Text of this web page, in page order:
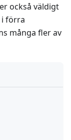
också väldigt
i förra
många fler av